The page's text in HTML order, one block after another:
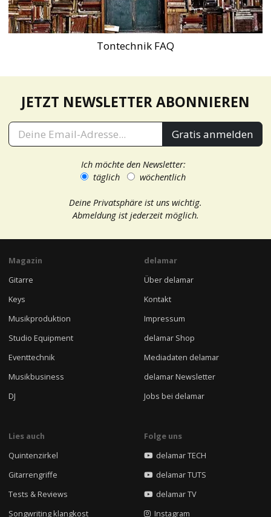
Tontechnik FAQ
JETZT NEWSLETTER ABONNIEREN
Gratis anmelden
Ich möchte den Newsletter:
täglich
wöchentlich
Deine Privatsphäre ist uns wichtig.
Abmeldung ist jederzeit möglich.
Magazin
Gitarre
Keys
Musikproduktion
Studio Equipment
Eventtechnik
Musikbusiness
DJ
delamar
Über delamar
Kontakt
Impressum
delamar Shop
Mediadaten delamar
delamar Newsletter
Jobs bei delamar
Lies auch
Quintenzirkel
Gitarrengriffe
Tests & Reviews
Songwriting klangkost
Folge uns
delamar TECH
delamar TUTS
delamar TV
Instagram